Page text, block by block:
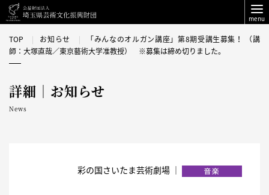
menu
TOP お知らせ
「みんなのオルガン講座」第8期受講生募集！ （講
師：大塚直哉／東京藝術大学准教授） ※募集は締め切りました。
詳細｜お知らせ
News
彩の国さいたま芸術劇場 ｜